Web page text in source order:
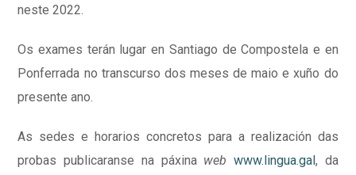
neste 2022.
Os exames terán lugar en Santiago de Compostela e en
Ponferrada no transcurso dos meses de maio e xuño do
presente ano.
As sedes e horarios concretos para a realización das
probas publicaranse na páxina web www.lingua.gal, da